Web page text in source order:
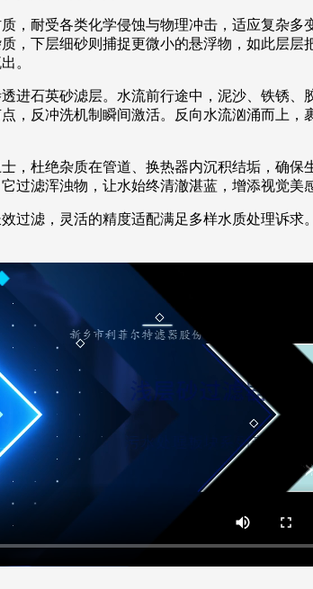
，耐受各类化学侵蚀与物理冲击，适应复杂
，下层细砂则捕捉更微小的悬浮物，如此层
。
进石英砂滤层。水流前行途中，泥沙、铁锈
，反冲洗机制瞬间激活。反向水流汹涌而上
，杜绝杂质在管道、换热器内沉积结垢，确
过滤浑浊物，让水始终清澈湛蓝，增添视觉美
过滤，灵活的精度适配满足多样水质处理诉